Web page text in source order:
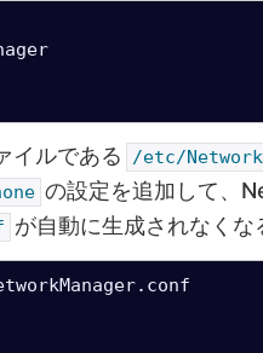
イルである /etc/
の設定を追加して、
が自動に生成されなくな